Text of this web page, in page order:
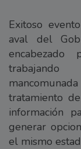
Exitoso
aval del
trabajando
tratamiento
información
generar
el mismo